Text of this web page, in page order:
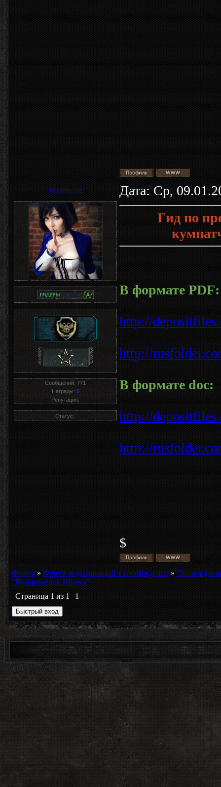
Hardtmuth Дата: Ср,
Сообщений: 771
Награды: 5
Репутация:
Статус:
Гид по
В формате PDF:
http://
http://
В формате doc:
http://
http://
$
Форум » Форум модификаций + прохождение »
"Возвращение Шрама"
Страница 1 из 1 1